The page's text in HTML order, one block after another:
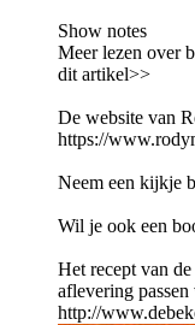
Show notes
Meer lezen over
dit artikel>>
De website van
https://
Neem een kijkje
Wil je ook een
Het recept van
aflevering
http://